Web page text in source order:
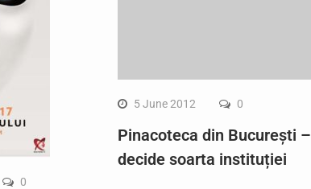
0
5 June 2012 0
Pinacoteca din București –
decide soarta instituției